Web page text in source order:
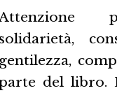
Attenzione
solidarietà,
gentilezza,
del libro.